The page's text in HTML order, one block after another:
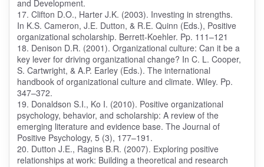
and Development.
17. Clifton D.O., Harter J.K. (2003). Investing in strengths.
In K.S. Cameron, J.E. Dutton, & R.E. Quinn (Eds.), Positive
organizational scholarship. Berrett-Koehler. Pp. 111–121
18. Denison D.R. (2001). Organizational culture: Can it be a
key lever for driving organizational change? In C. L. Cooper,
S. Cartwright, & A.P. Earley (Eds.). The international
handbook of organizational culture and climate. Wiley. Pp.
347–372.
19. Donaldson S.I., Ko I. (2010). Positive organizational
psychology, behavior, and scholarship: A review of the
emerging literature and evidence base. The Journal of
Positive Psychology, 5 (3), 177–191.
20. Dutton J.E., Ragins B.R. (2007). Exploring positive
relationships at work: Building a theoretical and research